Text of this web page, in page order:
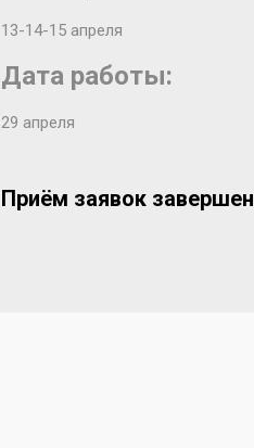
13-14-15 апреля
Дата работы:
29 апреля
Приём заявок завершен